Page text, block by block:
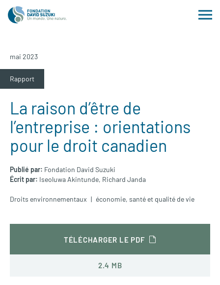
mai 2023
Rapport
La raison d’être de
l’entreprise : orientations
pour le droit canadien
Publié par: Fondation David Suzuki
Écrit par: Iseoluwa Akintunde, Richard Janda
Droits environnementaux économie, santé et qualité de vie
TÉLÉCHARGER LE PDF
2.4 MB